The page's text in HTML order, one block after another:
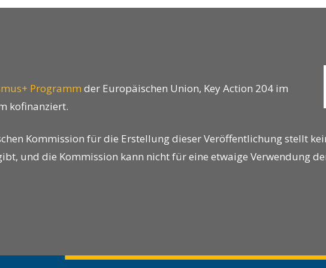
Programm der Europäischen Union, Key Action 204 im
kofinanziert.
Kommission für die Erstellung dieser Veröffentlichung stellt
und die Kommission kann nicht für eine etwaige Verwendung